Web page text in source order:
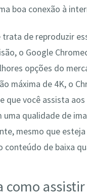
boa conexão à
trata de reproduzir
o Google
opções do
máxima de 4K, o
que você assista aos
uma qualidade de
mesmo que esteja
conteúdo de baixa
como